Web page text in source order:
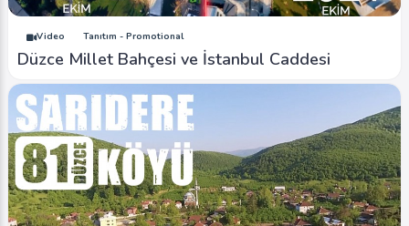
Video Tanıtım - Promotional
Düzce Millet Bahçesi ve İstanbul Caddesi